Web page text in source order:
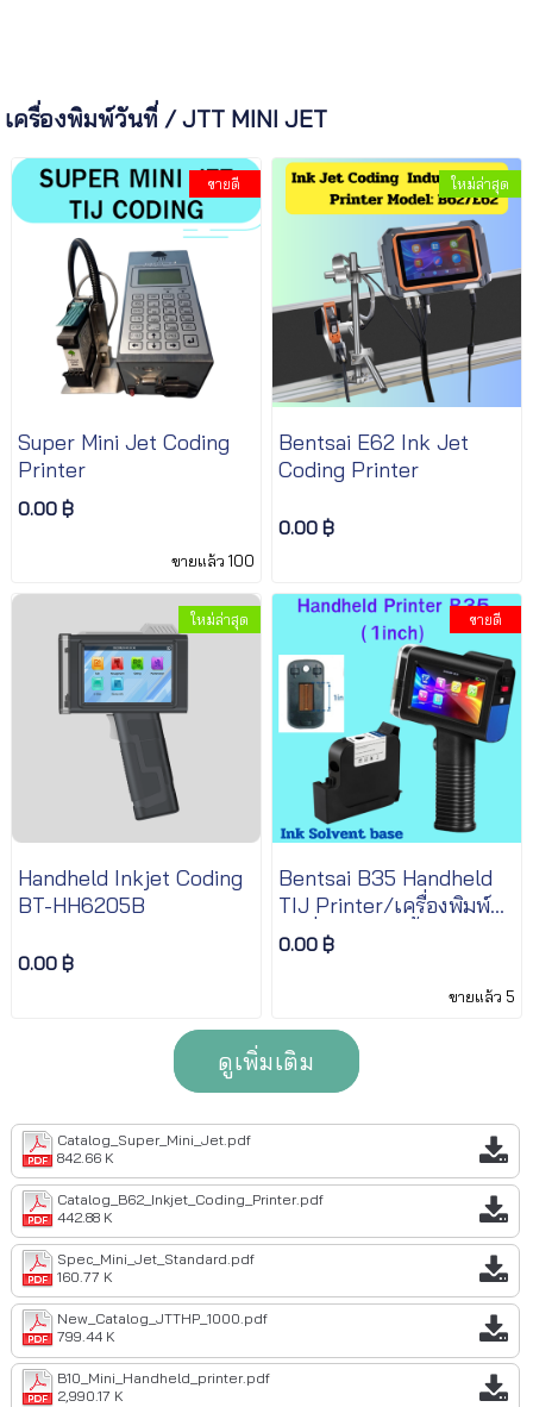
เครื่องพิมพ์วันที่ / JTT MINI JET
ขายดี
Super Mini Jet Coding
Printer
0.00 ฿
ขายแล้ว 100
ใหม่ล่าสุด
Bentsai E62 Ink Jet
Coding Printer
0.00 ฿
ใหม่ล่าสุด
Handheld Inkjet Coding
BT-HH6205B
0.00 ฿
ขายดี
Bentsai B35 Handheld
TIJ Printer/เครื่องพิมพ์
วันที่ หัวพิมพ์ 1นิ้ว แบบมือ
จับ
0.00 ฿
ขายแล้ว 5
ดูเพิ่มเติม
Catalog_Super_Mini_Jet.pdf
842.66 K
Catalog_B62_Inkjet_Coding_Printer.pdf
442.88 K
Spec_Mini_Jet_Standard.pdf
160.77 K
New_Catalog_JTTHP_1000.pdf
799.44 K
B10_Mini_Handheld_printer.pdf
2,990.17 K